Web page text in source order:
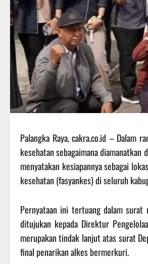
Palangka Raya, cakra.co.id – Dalam
kesehatan sebagaimana diamanatkan
menyatakan kesiapannya sebagai
kesehatan (fasyankes) di seluruh
Pernyataan ini tertuang dalam
ditujukan kepada Direktur
merupakan tindak lanjut atas surat
final penarikan alkes bermerkuri.